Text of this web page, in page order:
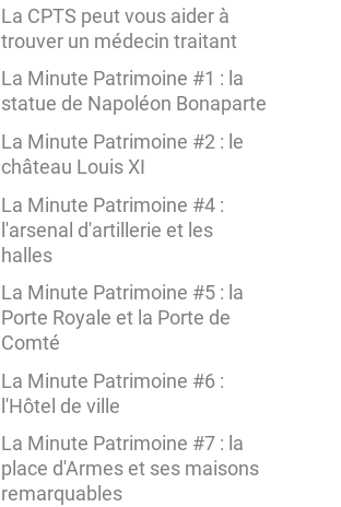
La CPTS peut vous aider à
trouver un médecin traitant
La Minute Patrimoine #1 : la
statue de Napoléon Bonaparte
La Minute Patrimoine #2 : le
château Louis XI
La Minute Patrimoine #4 :
l'arsenal d'artillerie et les
halles
La Minute Patrimoine #5 : la
Porte Royale et la Porte de
Comté
La Minute Patrimoine #6 :
l'Hôtel de ville
La Minute Patrimoine #7 : la
place d'Armes et ses maisons
remarquables